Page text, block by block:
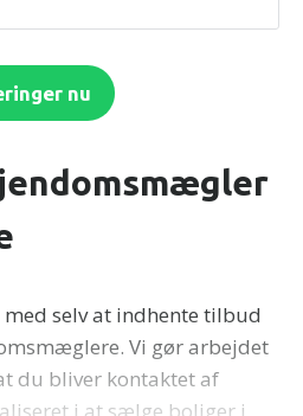
nu
selv at indhente tilbud
Vi gør arbejdet
du bliver kontaktet af
i at sælge boliger i